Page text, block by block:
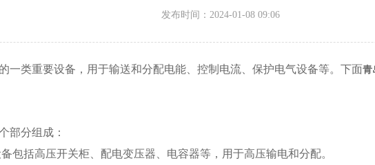
发布时间：2024-01-08 09:06
类重要设备，用于输送和分配电能、控制电流、保护电气设备等。下面青
部分组成：
包括高压开关柜、配电变压器、电容器等，用于高压输电和分配。